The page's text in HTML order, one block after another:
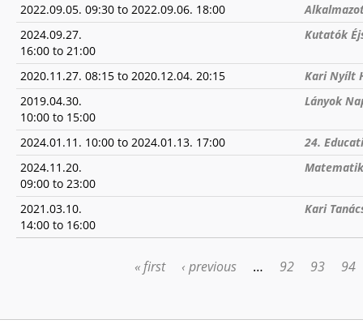
2022.09.05. 09:30 to 2022.09.06. 18:00
2024.09.27.
16:00 to 21:00
Kutatók
2020.11.27. 08:15 to 2020.12.04. 20:15
Kari Nyílt
2019.04.30.
10:00 to 15:00
Lányok
2024.01.11. 10:00 to 2024.01.13. 17:00
24.
2024.11.20.
09:00 to 23:00
2021.03.10.
14:00 to 16:00
Kari
« first ‹ previous … 92 93 94